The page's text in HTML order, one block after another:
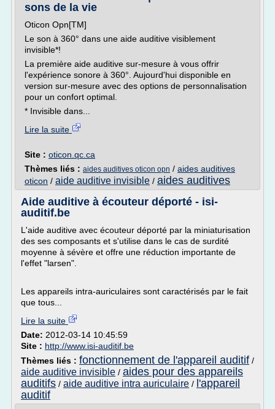
sons de la vie
Oticon Opn[TM]
Le son à 360° dans une aide auditive visiblement
invisible*!
La première aide auditive sur-mesure à vous offrir
l'expérience sonore à 360°. Aujourd'hui disponible en
version sur-mesure avec des options de personnalisation
pour un confort optimal.
* Invisible dans...
Lire la suite
Site : oticon.qc.ca
Thèmes liés : aides auditives oticon opn / aides auditives
oticon / aide auditive invisible / aides auditives
Aide auditive à écouteur déporté - isi-
auditif.be
L'aide auditive avec écouteur déporté par la miniaturisation
des ses composants et s'utilise dans le cas de surdité
moyenne à sévère et offre une réduction importante de
l'effet "larsen".
Les appareils intra-auriculaires sont caractérisés par le fait
que tous...
Lire la suite
Date: 2012-03-14 10:45:59
Site : http://www.isi-auditif.be
Thèmes liés : fonctionnement de l'appareil auditif /
aide auditive invisible / aides pour des appareils
auditifs / aide auditive intra auriculaire / l'appareil
auditif